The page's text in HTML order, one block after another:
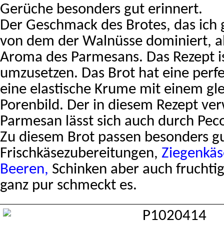
Gerüche besonders gut erinnert.
Der Geschmack des Brotes, das ich
von dem der Walnüsse dominiert,
Aroma des Parmesans. Das Rezept
umzusetzen. Das Brot hat eine
eine elastische Krume mit einem
Porenbild. Der in diesem Rezept
Parmesan lässt sich auch durch
Zu diesem Brot passen besonders
Frischkäsezubereitungen,
Beeren, Schinken aber auch
ganz pur schmeckt es.